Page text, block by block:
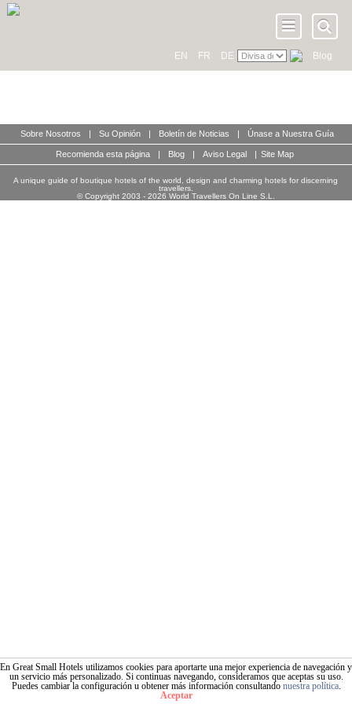
EN FR DE Blog
Sobre Nosotros | Su Opinión | Boletín de Noticias | Únase a Nuestra Guía
Recomienda esta página | Blog | Aviso Legal | Site Map
A unique guide of boutique hotels of the world, design and charming hotels for discerning
travellers.
© Copyright 2003 - 2026 World Travellers On Line S.L.
En Great Small Hotels utilizamos cookies para aportarte una mejor experiencia de navegación y
un servicio más personalizado. Si continuas navegando, consideramos que aceptas su uso.
Puedes cambiar la configuración u obtener más información consultando nuestra política.
Aceptar